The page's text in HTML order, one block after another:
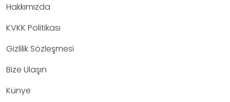
Hakkımızda
KVKK Politikası
Gizlilik Sözleşmesi
Bize Ulaşın
Künye